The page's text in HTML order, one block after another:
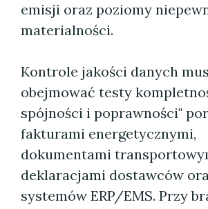
emisji oraz poziomy
materialności.
Kontrole jakości danych
obejmować testy
spójności i poprawności"
fakturami energetycznymi,
dokumentami
deklaracjami dostawców
systemów ERP/EMS. Przy